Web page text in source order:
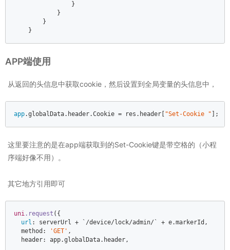
                }
            }
        }
    }
APP端使用
从返回的头信息中获取cookie，然后设置到全局变量的头信息中，
app.globalData.header.Cookie = res.header[ "Set-Cookie " ];
这里要注意的是在app端获取到的Set-Cookie键是带空格的（小程
序端好像不用）。
其它地方引用即可
uni .request ({
url : serverUrl + `/device/lock/admin/` + e.markerId,
  method:
'GET' ,
  header: app.globalData.header,